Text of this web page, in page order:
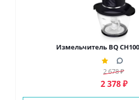
Измельчитель BQ
2 678₽
2 378₽